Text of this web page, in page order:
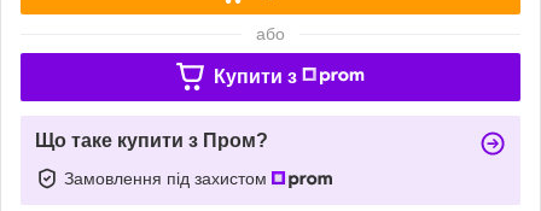
або
Купити з
Що таке купити з Пром?
Замовлення під захистом